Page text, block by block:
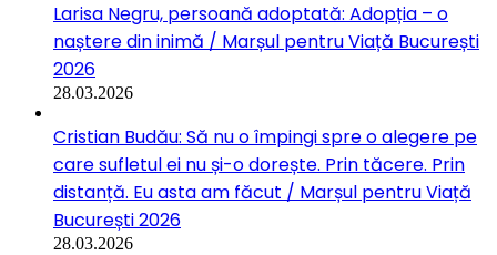
Larisa Negru, persoană adoptată: Adopția – o
naștere din inimă / Marșul pentru Viață București
2026
28.03.2026
Cristian Budău: Să nu o împingi spre o alegere pe
care sufletul ei nu și-o dorește. Prin tăcere. Prin
distanță. Eu asta am făcut / Marșul pentru Viață
București 2026
28.03.2026